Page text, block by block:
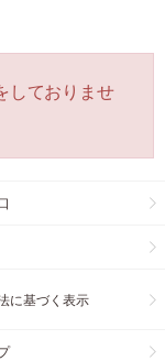
しておりませ
に基づく表示